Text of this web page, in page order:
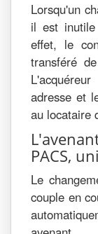
Lorsqu'un
il est
effet, le
transféré
adresse et
au locataire
PACS,
Le
couple en